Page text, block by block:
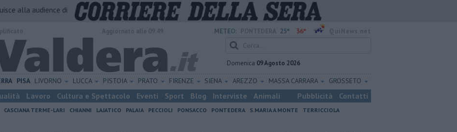
alla audience di
METEO: 25° 36°
Domenica 09 Agosto 2026
PISA LIVORNO LUCCA PISTOIA PRATO FIRENZE SIENA AREZZO MASSA CARRARA GROSSETO
Lavoro Cultura e Spettacolo Eventi Sport Blog Interviste Animali Pubblicità Contatti
CASCIANA TERME-LARI CHIANNI LAJATICO PALAIA PECCIOLI PONSACCO PONTEDERA S.MARIA A MONTE
TERRICCIOLA